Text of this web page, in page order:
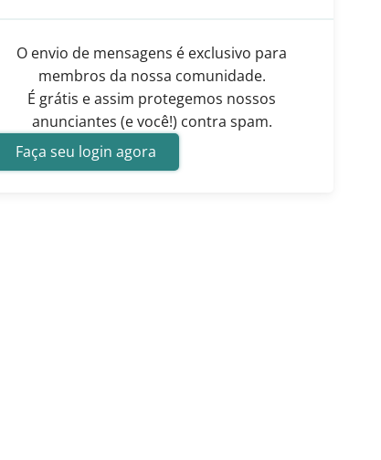
O envio de mensagens é exclusivo para
membros da nossa comunidade.
É grátis e assim protegemos nossos
anunciantes (e você!) contra spam.
Faça seu login agora